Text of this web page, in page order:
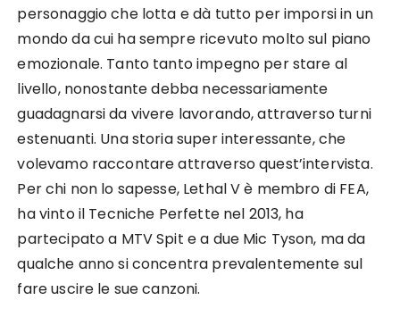
personaggio che lotta e dà tutto per imporsi in un
mondo da cui ha sempre ricevuto molto sul piano
emozionale. Tanto tanto impegno per stare al
livello, nonostante debba necessariamente
guadagnarsi da vivere lavorando, attraverso turni
estenuanti. Una storia super interessante, che
volevamo raccontare attraverso quest’intervista.
Per chi non lo sapesse, Lethal V è membro di FEA,
ha vinto il Tecniche Perfette nel 2013, ha
partecipato a MTV Spit e a due Mic Tyson, ma da
qualche anno si concentra prevalentemente sul
fare uscire le sue canzoni.